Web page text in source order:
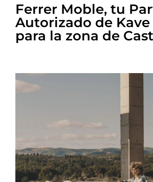
Ferrer Moble, tu
Autorizado de
para la zona de